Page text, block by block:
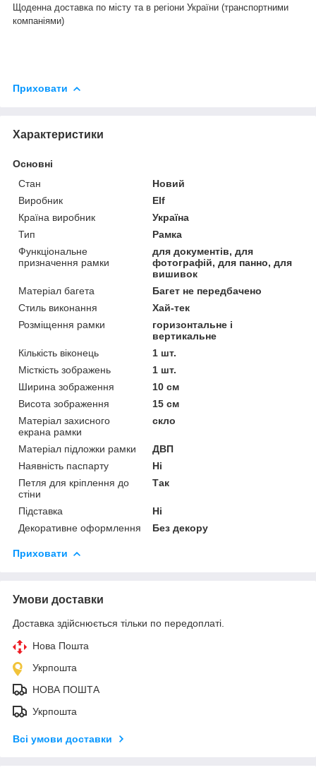
Щоденна доставка по місту та в регіони України (транспортними
компаніями)
Приховати
Характеристики
Основні
Стан
Новий
Виробник
Elf
Країна виробник
Україна
Тип
Рамка
Функціональне
призначення рамки
для документів, для
фотографій, для панно, для
вишивок
Матеріал багета
Багет не передбачено
Стиль виконання
Хай-тек
Розміщення рамки
горизонтальне і
вертикальне
Кількість віконець
1 шт.
Місткість зображень
1 шт.
Ширина зображення
10 см
Висота зображення
15 см
Матеріал захисного
екрана рамки
скло
Матеріал підложки рамки
ДВП
Наявність паспарту
Ні
Петля для кріплення до
стіни
Так
Підставка
Ні
Декоративне оформлення
Без декору
Приховати
Умови доставки
Доставка здійснюється тільки по передоплаті.
Нова Пошта
Укрпошта
НОВА ПОШТА
Укрпошта
Всі умови доставки